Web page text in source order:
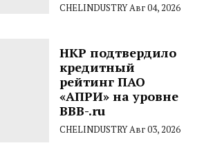
CHELINDUSTRYАвг 04, 2026
НКР подтвердило
кредитный
рейтинг ПАО
«АПРИ» на уровне
BBB-.ru
CHELINDUSTRYАвг 03, 2026